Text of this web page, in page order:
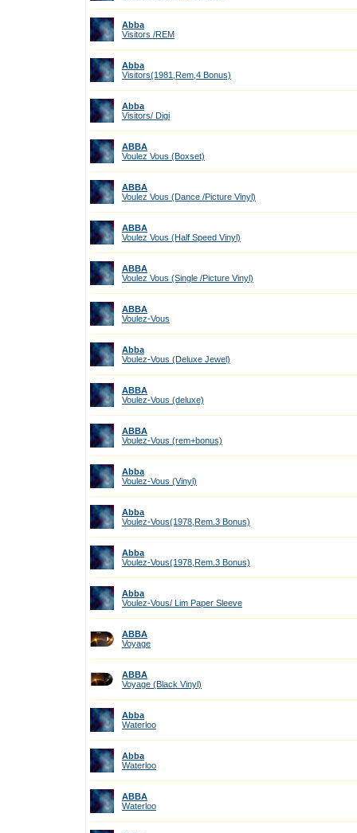
Abba
Visitors /REM
Abba
Visitors(1981,Rem,4 Bonus)
Abba
Visitors/ Digi
ABBA
Voulez Vous (Boxset)
ABBA
Voulez Vous (Dance /Picture Vinyl)
ABBA
Voulez Vous (Half Speed Vinyl)
ABBA
Voulez Vous (Single /Picture Vinyl)
ABBA
Voulez-Vous
Abba
Voulez-Vous (Deluxe Jewel)
ABBA
Voulez-Vous (deluxe)
ABBA
Voulez-Vous (rem+bonus)
Abba
Voulez-Vous (Vinyl)
Abba
Voulez-Vous(1978,Rem.3 Bonus)
Abba
Voulez-Vous(1978,Rem.3 Bonus)
Abba
Voulez-Vous/ Lim Paper Sleeve
ABBA
Voyage
ABBA
Voyage (Black Vinyl)
Abba
Waterloo
Abba
Waterloo
ABBA
Waterloo